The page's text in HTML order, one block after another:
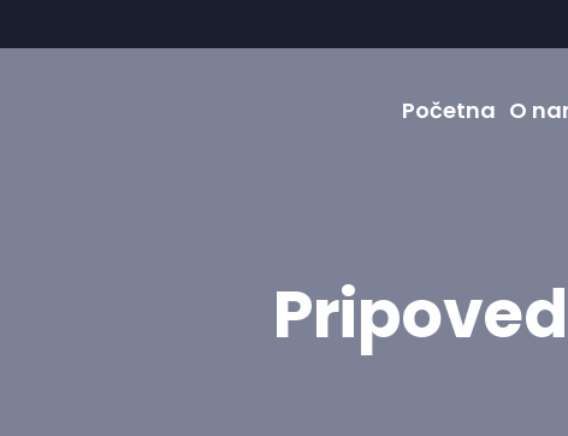
Početna O